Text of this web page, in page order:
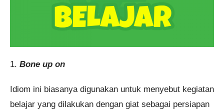
1. Bone up on
Idiom ini biasanya digunakan untuk menyebut kegiatan
belajar yang dilakukan dengan giat sebagai persiapan